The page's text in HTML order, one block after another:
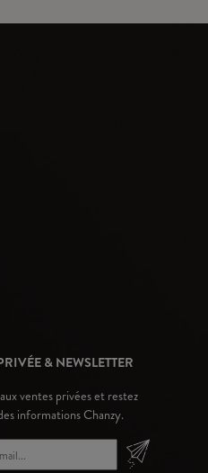
& NEWSLETTER
ventes privées et restez
informations Chanzy.